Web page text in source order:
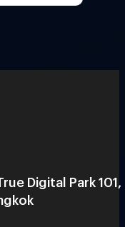
Digital Park 101,